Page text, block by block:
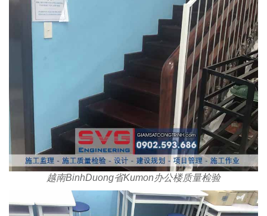
越南BinhDuong省Kumon办公楼质量检验